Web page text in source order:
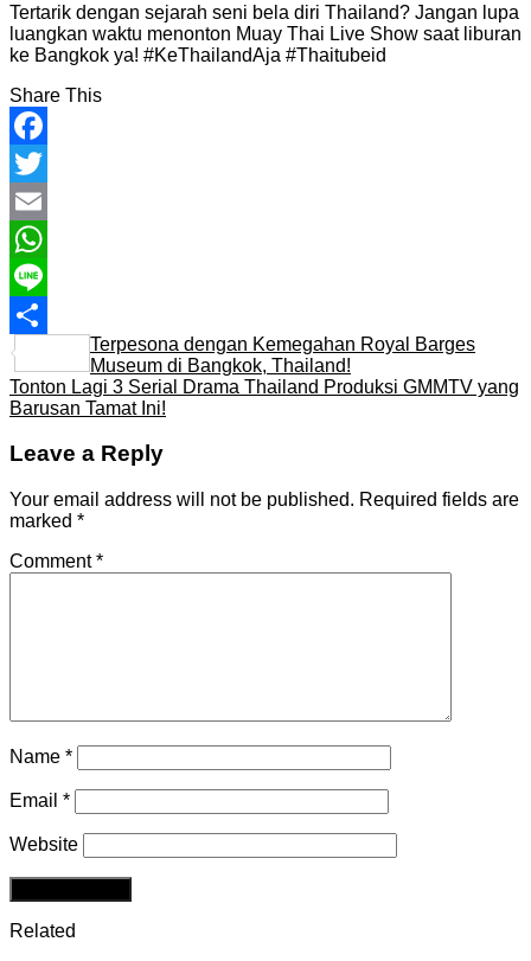
Tertarik dengan sejarah seni bela diri Thailand? Jangan lupa
luangkan waktu menonton Muay Thai Live Show saat liburan
ke Bangkok ya! #KeThailandAja #Thaitubeid
Share This
Facebook
Twitter
Email
WhatsApp
Line
Share
Terpesona dengan Kemegahan Royal Barges
Museum di Bangkok, Thailand!
Tonton Lagi 3 Serial Drama Thailand Produksi GMMTV yang
Barusan Tamat Ini!
Leave a Reply
Your email address will not be published. Required fields are
marked *
Comment*
Name *
Email *
Website
Related